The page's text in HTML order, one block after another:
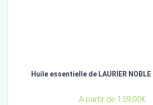
Huile essentielle de LAURIER NOBLE
A partir de 159,00€